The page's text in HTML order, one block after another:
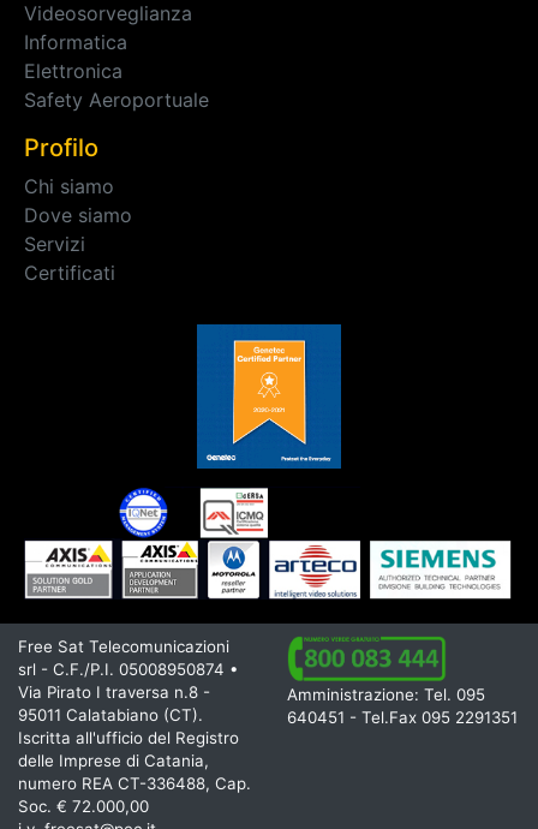
Videosorveglianza
Informatica
Elettronica
Safety Aeroportuale
Profilo
Chi siamo
Dove siamo
Servizi
Certificati
Free Sat Telecomunicazioni
srl - C.F./P.I. 05008950874 •
Via Pirato I traversa n.8 -
95011 Calatabiano (CT).
Iscritta all'ufficio del Registro
delle Imprese di Catania,
numero REA CT-336488, Cap.
Soc. € 72.000,00
Amministrazione: Tel. 095
640451 - Tel.Fax 095 2291351